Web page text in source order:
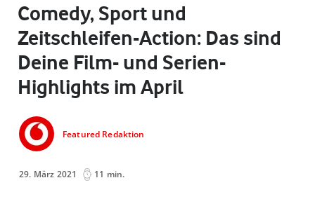
Comedy, Sport und
Zeitschleifen-Action: Das sind
Deine Film- und Serien-
Highlights im April
Featured Redaktion
29. März 2021 11 min.